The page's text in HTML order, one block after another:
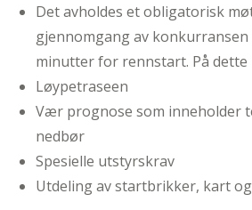
Det avholdes et obligatorisk
gjennomgang av
minutter for rennstart. På dette
Løypetraseen
Vær prognose som inneholder
nedbør
Spesielle utstyrskrav
Utdeling av startbrikker, kart